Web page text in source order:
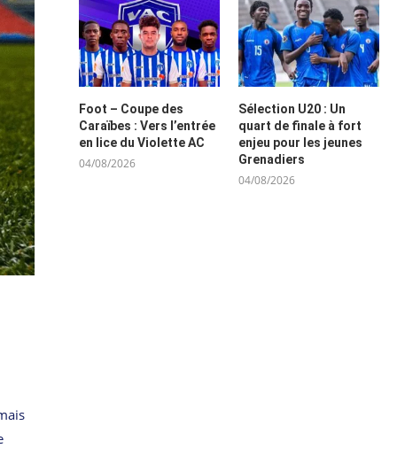
Foot – Coupe des
Caraïbes : Vers l’entrée
en lice du Violette AC
04/08/2026
Sélection U20 : Un
quart de finale à fort
enjeu pour les jeunes
Grenadiers
04/08/2026